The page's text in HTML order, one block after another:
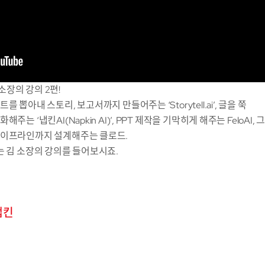
장의 강의 2편!
를 뽑아내 스토리, 보고서까지 만들어주는 ‘Storytell.ai’, 글을 쭉
해주는 ‘냅킨AI(Napkin AI)’, PPT 제작을 기막히게 해주는 FeloAI,
프라인까지 설계해주는 클로드.
김 소장의 강의를 들어보시죠.